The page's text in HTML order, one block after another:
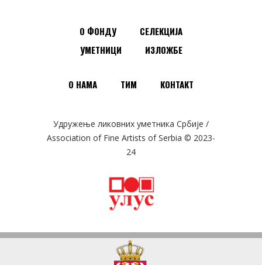
О ФОНДУ
СЕЛЕКЦИЈА
УМЕТНИЦИ
ИЗЛОЖБЕ
О НАМА ТИМ КОНТАКТ
Удружење ликовних уметника Србије /
Association of Fine Artists of Serbia © 2023-
24